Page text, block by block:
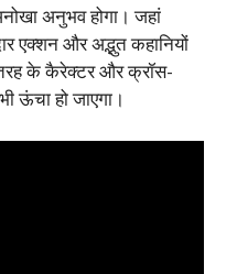
अनुभव होगा। जहां
एक्शन और अद्भुत कहानियों
के कैरेक्टर और क्रॉस-
ऊंचा हो जाएगा।